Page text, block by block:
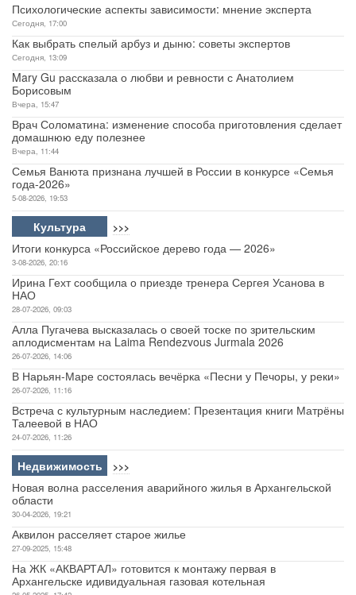
Психологические аспекты зависимости: мнение эксперта
Сегодня, 17:00
Как выбрать спелый арбуз и дыню: советы экспертов
Сегодня, 13:09
Mary Gu рассказала о любви и ревности с Анатолием
Борисовым
Вчера, 15:47
Врач Соломатина: изменение способа приготовления сделает
домашнюю еду полезнее
Вчера, 11:44
Семья Ванюта признана лучшей в России в конкурсе «Семья
года-2026»
5-08-2026, 19:53
Культура >>>
Итоги конкурса «Российское дерево года — 2026»
3-08-2026, 20:16
Ирина Гехт сообщила о приезде тренера Сергея Усанова в
НАО
28-07-2026, 09:03
Алла Пугачева высказалась о своей тоске по зрительским
аплодисментам на Laima Rendezvous Jurmala 2026
26-07-2026, 14:06
В Нарьян-Маре состоялась вечёрка «Песни у Печоры, у реки»
26-07-2026, 11:16
Встреча с культурным наследием: Презентация книги Матрёны
Талеевой в НАО
24-07-2026, 11:26
Недвижимость >>>
Новая волна расселения аварийного жилья в Архангельской
области
30-04-2026, 19:21
Аквилон расселяет старое жилье
27-09-2025, 15:48
На ЖК «АКВАРТАЛ» готовится к монтажу первая в
Архангельске идивидуальная газовая котельная